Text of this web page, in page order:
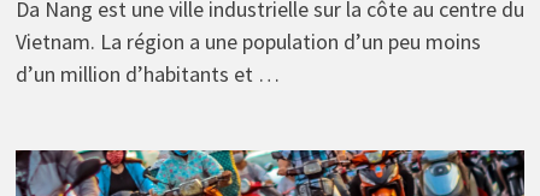
Da Nang est une ville industrielle sur la côte au centre du
Vietnam. La région a une population d’un peu moins
d’un million d’habitants et …